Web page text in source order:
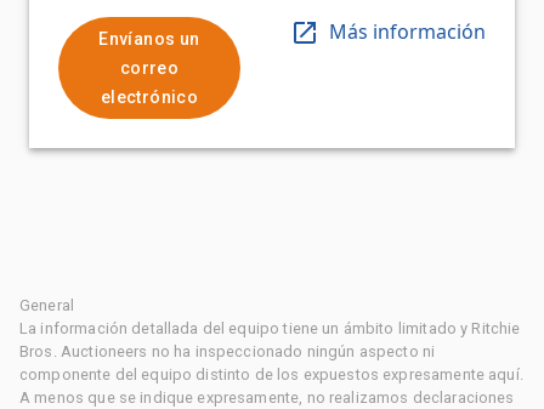
Envíanos un
correo
electrónico
Más información
General
La información detallada del equipo tiene un ámbito limitado y Ritchie
Bros. Auctioneers no ha inspeccionado ningún aspecto ni
componente del equipo distinto de los expuestos expresamente aquí.
A menos que se indique expresamente, no realizamos declaraciones